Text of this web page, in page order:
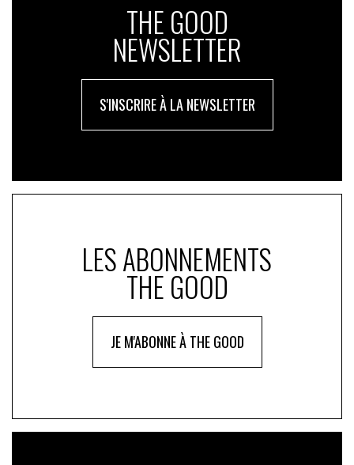
THE GOOD
NEWSLETTER
S'INSCRIRE À LA NEWSLETTER
LES ABONNEMENTS
THE GOOD
JE M'ABONNE À THE GOOD